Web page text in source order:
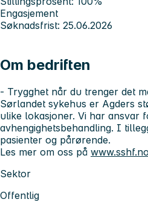
Engasjement
Søknadsfrist: 25.06.2026
Om bedriften
- Trygghet når du trenger det
Sørlandet sykehus er Agders
ulike lokasjoner. Vi har ansvar
avhengighetsbehandling. I
pasienter og pårørende.
Les mer om oss på www.sshf.no
Sektor
Offentlig